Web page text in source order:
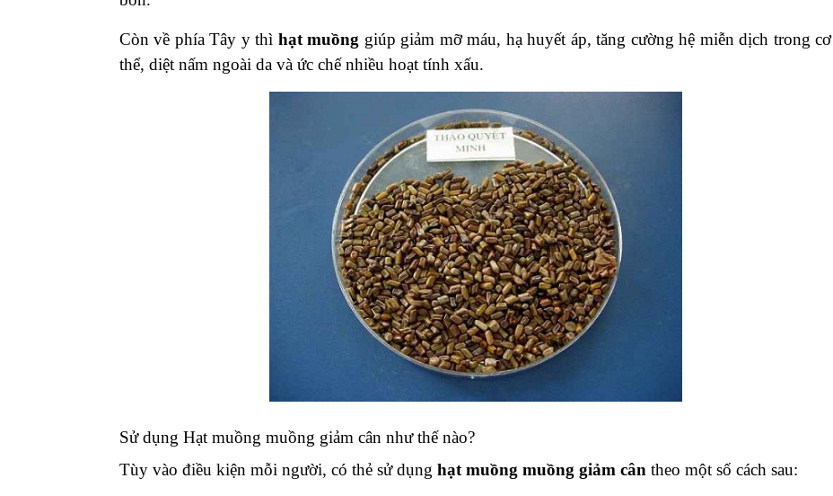
Còn về phía Tây y thì hạt muồng giúp giảm mỡ máu, hạ huyết áp, tăng cường hệ miễn dịch trong cơ
thể, diệt nấm ngoài da và ức chế nhiều hoạt tính xấu.
Sử dụng Hạt muồng muồng giảm cân như thế nào?
Tùy vào điều kiện mỗi người, có thẻ sử dụng hạt muồng muồng giảm cân theo một số cách sau: